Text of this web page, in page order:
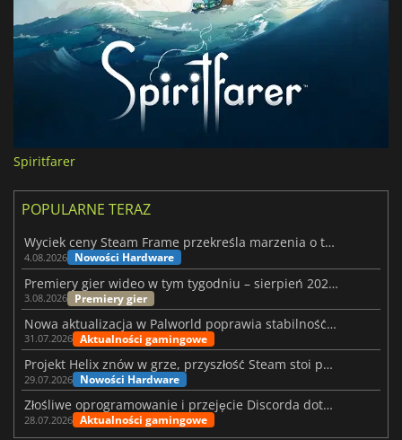
Spiritfarer
POPULARNE TERAZ
Wyciek ceny Steam Frame przekreśla marzenia o tanim zestawie VR
4.08.2026 Nowości Hardware
Premiery gier wideo w tym tygodniu – sierpień 2026 r. (32. tydzień)
3.08.2026 Premiery gier
Nowa aktualizacja w Palworld poprawia stabilność Sunreach i walk z bossami
31.07.2026 Aktualności gamingowe
Projekt Helix znów w grze, przyszłość Steam stoi pod znakiem zapytania
29.07.2026 Nowości Hardware
Złośliwe oprogramowanie i przejęcie Discorda dotknęły Meccha Chameleon
28.07.2026 Aktualności gamingowe